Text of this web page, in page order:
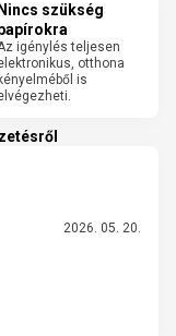
Nincs szükség
igénylés teljesen
otthona
kényelméből is
2026. 05. 20.